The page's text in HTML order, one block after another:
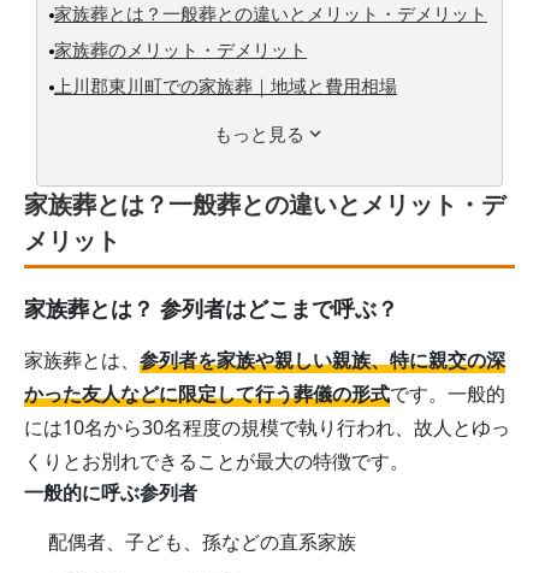
家族葬とは？一般葬との違いとメリット・デメリット
家族葬のメリット・デメリット
上川郡東川町での家族葬｜地域と費用相場
もっと見る
家族葬とは？一般葬との違いとメリット・デ
メリット
家族葬とは？ 参列者はどこまで呼ぶ？
家族葬とは、 参列者を家族や親しい親族、特に親交の深
かった友人などに限定して行う葬儀の形式です。一般的
には10名から30名程度の規模で執り行われ、故人とゆっ
くりとお別れできることが最大の特徴です。
一般的に呼ぶ参列者
配偶者、子ども、孫などの直系家族